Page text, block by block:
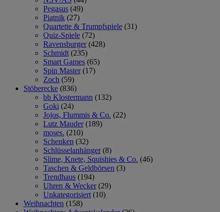
Pegasus (49)
Piatnik (27)
Quartette & Trumpfspiele (31)
Quiz-Spiele (72)
Ravensburger (428)
Schmidt (235)
Smart Games (65)
Spin Master (17)
Zoch (59)
Stöberecke (836)
bb Klostermann (132)
Goki (24)
Jojos, Flummis & Co. (22)
Lutz Mauder (189)
moses. (210)
Schenken (32)
Schlüsselanhänger (8)
Slime, Knete, Squishies & Co. (46)
Taschen & Geldbörsen (3)
Trendhaus (194)
Uhren & Wecker (29)
Unkategorisiert (10)
Weihnachten (158)